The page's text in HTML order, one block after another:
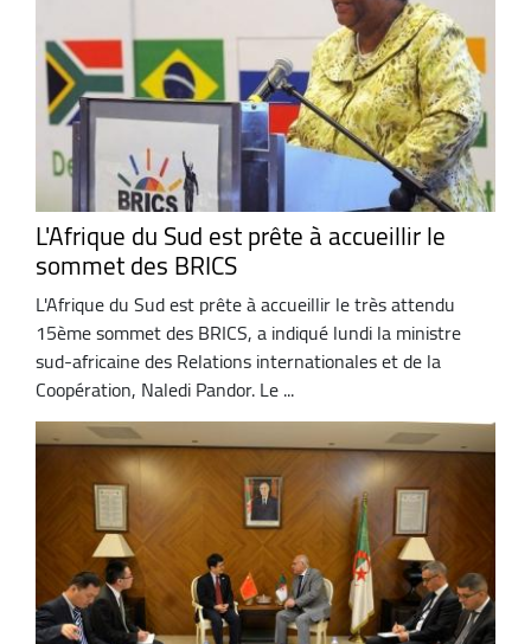
L'Afrique du Sud est prête à accueillir le
sommet des BRICS
L'Afrique du Sud est prête à accueillir le très attendu
15ème sommet des BRICS, a indiqué lundi la ministre
sud-africaine des Relations internationales et de la
Coopération, Naledi Pandor. Le ...